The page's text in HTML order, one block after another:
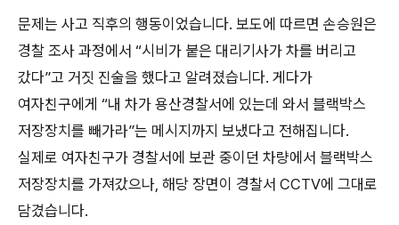
문제는 사고 직후의 행동이었습니다. 보도에 따르면 손승원은
경찰 조사 과정에서 “시비가 붙은 대리기사가 차를 버리고
갔다”고 거짓 진술을 했다고 알려졌습니다. 게다가
여자친구에게 “내 차가 용산경찰서에 있는데 와서 블랙박스
저장장치를 빼가라”는 메시지까지 보냈다고 전해집니다.
실제로 여자친구가 경찰서에 보관 중이던 차량에서 블랙박스
저장장치를 가져갔으나, 해당 장면이 경찰서 CCTV에 그대로
담겼습니다.